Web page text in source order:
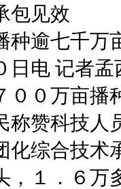
包见效
种逾七千万
日电 记者
００万亩播
称赞科技
化综合技术
，１．６万